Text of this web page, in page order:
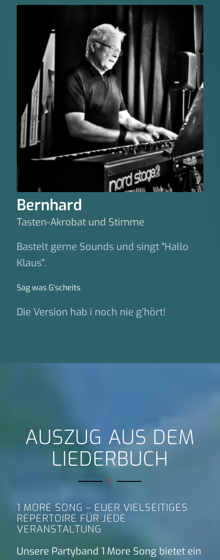
Bernhard
Tasten-Akrobat und Stimme
Bastelt gerne Sounds und singt "Hallo
Klaus".
Sag was G‘scheits
Die Version hab i noch nie g’hört!
AUSZUG AUS DEM
LIEDERBUCH
1 MORE SONG – EUER VIELSEITIGES
REPERTOIRE FÜR JEDE
VERANSTALTUNG
Unsere Partyband 1 More Song bietet ein